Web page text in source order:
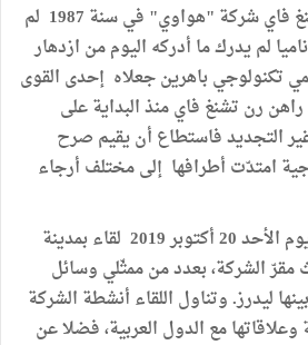
عندما أَسّس رن تشنغ فاي شركة "هواوي" في سنة 1987 لم
لم يدرك ما أدركه اليوم من ازدهار
تكنولوجي باهرين جعلاه إحدى القوى
رن تشنغ فاي منذ البداية على
التجديد فاستطاع أن يقيم صرح
امتدّت أطرافها إلى مختلف أرجاء
كان لرن تشنغ فاي يوم الأحد 20 أكتوبر 2019 لقاء بمدينة
مقرّ الشركة، بعدد من ممثّلي وسائل
ليدرز. وتناول اللقاء أنشطة الشركة
مع الدول العربية، فضلا عن